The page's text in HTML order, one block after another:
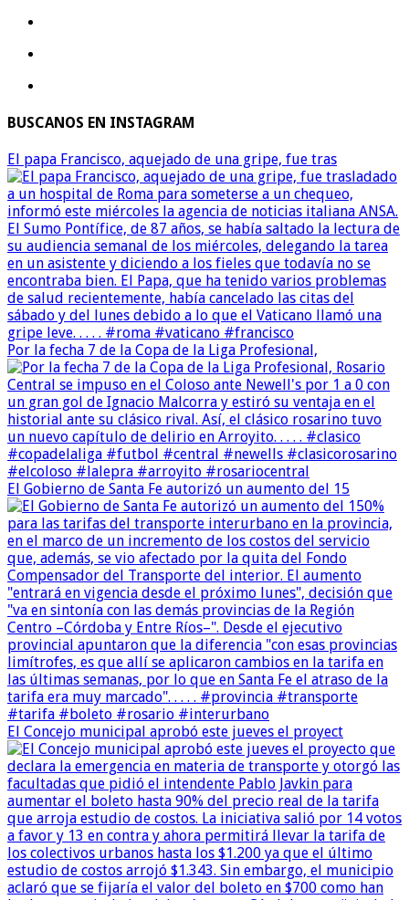
BUSCANOS EN INSTAGRAM
El papa Francisco, aquejado de una gripe, fue tras
Por la fecha 7 de la Copa de la Liga Profesional,
El Gobierno de Santa Fe autorizó un aumento del 15
El Concejo municipal aprobó este jueves el proyect